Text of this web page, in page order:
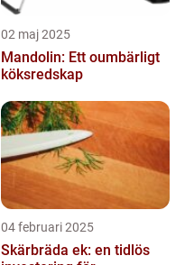
02 maj 2025
Mandolin: Ett oumbärligt
köksredskap
04 februari 2025
Skärbräda ek: en tidlös